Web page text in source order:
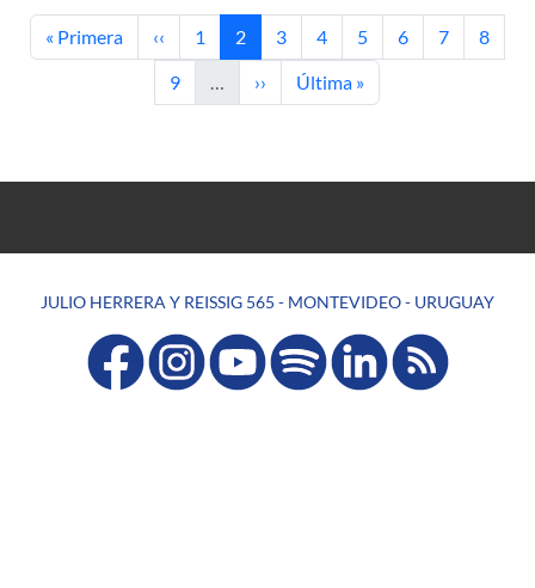
Primera página
« Primera Página anterior
‹‹ Página
1 Página actual
2 Página
3 Página
4 Página
5 Página
6 Página
7 Página
8
Página
9 … Siguiente página
›› Última página
Última »
JULIO HERRERA Y REISSIG 565 - MONTEVIDEO - URUGUAY